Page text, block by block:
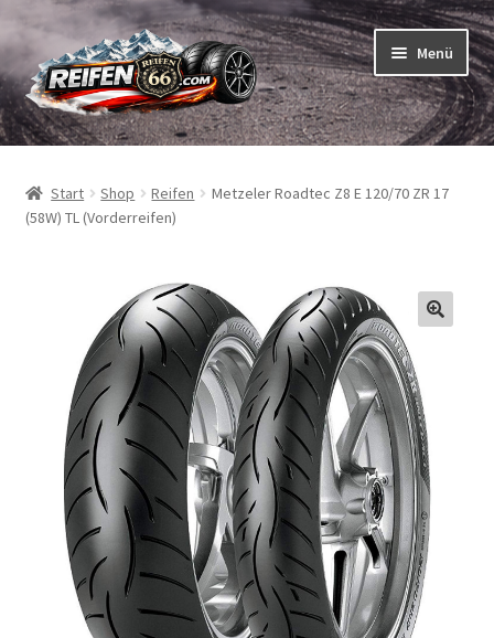
Zur
Navigation
springen
Zum
Inhalt
springen
Menü
Reifen
Schläuche
Marken
Reifentests
Kontakt
Start Shop Reifen
Metzeler Roadtec Z8 E 120/70 ZR 17
(58W) TL (Vorderreifen)